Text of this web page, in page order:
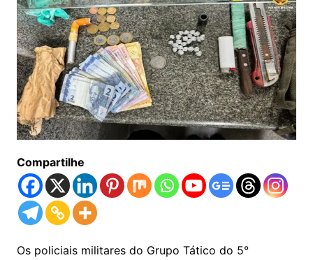
Compartilhe
Os policiais militares do Grupo Tático do 5°